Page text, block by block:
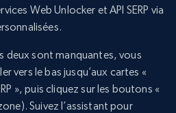
Web Unlocker et API SERP via
deux sont manquantes, vous
vers le bas jusqu’aux cartes «
», puis cliquez sur les boutons «
Suivez l’assistant pour